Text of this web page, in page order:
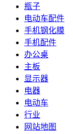
瓶子
电动车配件
手机钢化膜
手机配件
办公桌
主板
显示器
电器
电动车
行业
网站地图